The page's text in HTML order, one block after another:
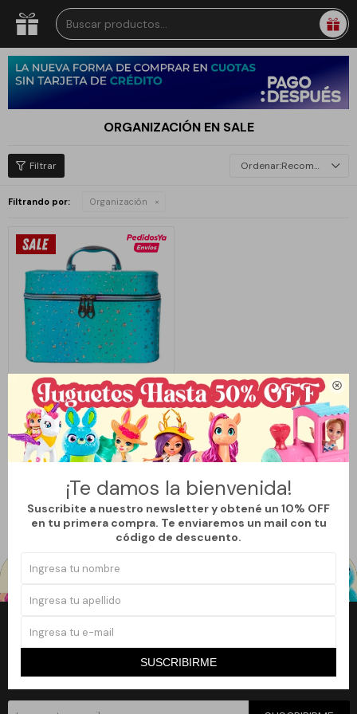

¡Te damos la bienvenida!
Suscribite a nuestro newsletter y obtené un 10% OFF
en tu primera compra. Te enviaremos un mail con tu
código de descuento.
SUSCRIBIRME
ORGANIZACIÓN EN SALE
Recomendados
Filtrando por: Organización
LlegaMAÑANA
NECESSAIRE ARCOÍRIS GRANDE
- VERDE
590
25
¡Suscribite a nuestro newsletter y accedé a un 10% off en tu primera
compra!